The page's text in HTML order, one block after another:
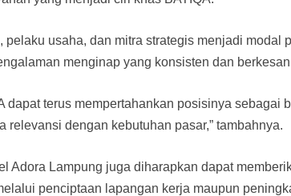
pelaku usaha, dan mitra strategis menjadi modal
menginap yang konsisten dan
dapat terus mempertahankan posisinya sebagai
relevansi dengan kebutuhan pasar,” tambahnya.
Adora Lampung juga diharapkan dapat
penciptaan lapangan kerja maupun